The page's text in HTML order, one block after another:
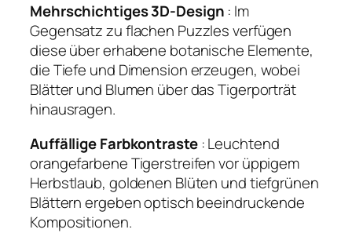
Mehrschichtiges 3D-Design : Im
Gegensatz zu flachen Puzzles verfügen
diese über erhabene botanische Elemente,
die Tiefe und Dimension erzeugen, wobei
Blätter und Blumen über das Tigerporträt
hinausragen.
Auffällige Farbkontraste: Leuchtend
orangefarbene Tigerstreifen vor üppigem
Herbstlaub, goldenen Blüten und tiefgrünen
Blättern ergeben optisch beeindruckende
Kompositionen.